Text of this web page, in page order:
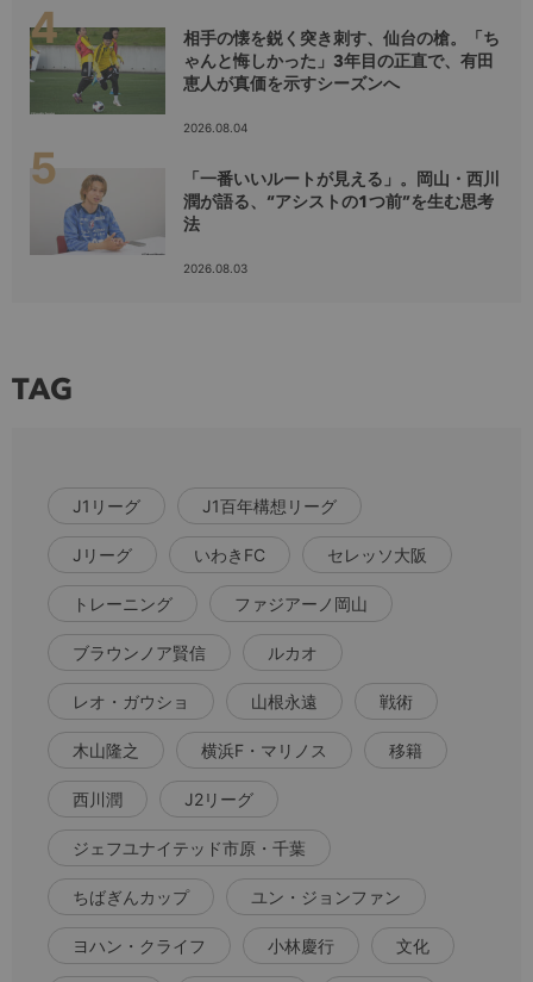
相手の懐を鋭く突き刺す、仙台の槍。「ち
ゃんと悔しかった」3年目の正直で、有田
恵人が真価を示すシーズンへ
2026.08.04
「一番いいルートが見える」。岡山・西川
潤が語る、“アシストの1つ前”を生む思考
法
2026.08.03
TAG
J1リーグ J1百年構想リーグ
Jリーグ いわきFC セレッソ大阪
トレーニング ファジアーノ岡山
ブラウンノア賢信 ルカオ
レオ・ガウショ 山根永遠 戦術
木山隆之 横浜F・マリノス 移籍
西川潤 J2リーグ
ジェフユナイテッド市原・千葉
ちばぎんカップ ユン・ジョンファン
ヨハン・クライフ 小林慶行 文化